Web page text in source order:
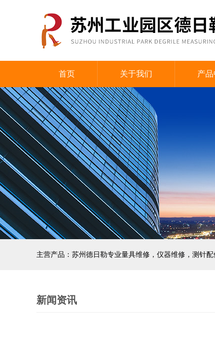
首页 关于我们 产
主营产品：苏州德日勒专业量具维修，仪器维修，测针
新闻资讯